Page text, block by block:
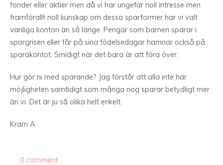
fonder eller aktier men då vi har ungefär noll intresse men
framförallt noll kunskap om dessa sparformer har vi valt
vanliga konton än så länge. Pengar som barnen sparar i
spargrisen eller får på sina födelsedagar hamnar också på
sparakontot. Smidigt när det bara är att föra över.
Hur gör ni med sparande? Jag förstår att alla inte har
möjligheten samtidigt som många nog sparar betydligt mer
än vi. Det är ju så olika helt enkelt.
Kram A
0 comment